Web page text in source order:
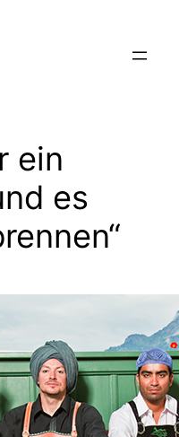
ein
es